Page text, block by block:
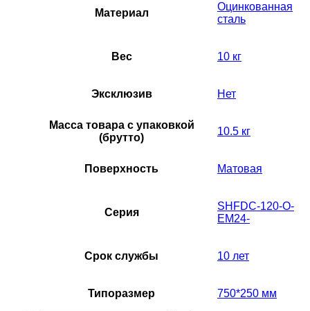
Материал
Оцинкованная
сталь
Вес 10 кг
Эксклюзив Нет
Масса товара с упаковкой
(брутто)
10.5 кг
Поверхность Матовая
Серия
SHFDC-120-O-
EM24-
Срок службы 10 лет
Типоразмер 750*250 мм